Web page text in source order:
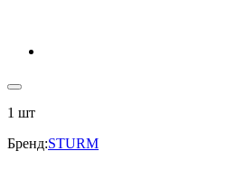
1 шт
Бренд:STURM